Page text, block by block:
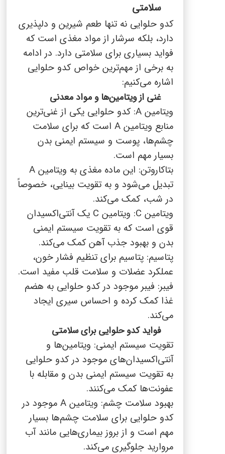
سلامتی
کدو حلوایی نه تنها طعم شیرین و دلپذیری
دارد، بلکه سرشار از مواد مغذی است که
فواید بسیاری برای سلامتی دارد. در ادامه
به برخی از مهم‌ترین خواص کدو حلوایی
اشاره می‌کنیم:
غنی از ویتامین‌ها و مواد معدنی
ویتامینA: کدو حلوایی یکی از غنی‌ترین
منابع ویتامینA است که برای سلامت
چشم‌ها، پوست و سیستم ایمنی بدن
بسیار مهم است.
بتاکاروتن: این ماده مغذی به ویتامینA
تبدیل می‌شود و به تقویت بینایی، خصوصاً
در شب، کمک می‌کند.
ویتامین C: ویتامین C یک آنتی‌اکسیدان
قوی است که به تقویت سیستم ایمنی
بدن و بهبود جذب آهن کمک می‌کند.
پتاسیم: پتاسیم برای تنظیم فشار خون،
عملکرد عضلات و سلامت قلب مفید است.
فیبر: فیبر موجود در کدو حلوایی به هضم
غذا کمک کرده و احساس سیری ایجاد
می‌کند.
فواید کدو حلوایی برای سلامتی
تقویت سیستم ایمنی: ویتامین‌ها و
آنتی‌اکسیدان‌های موجود در کدو حلوایی
به تقویت سیستم ایمنی بدن و مقابله با
عفونت‌ها کمک می‌کنند.
بهبود سلامت چشم: ویتامینA موجود در
کدو حلوایی برای سلامت چشم‌ها بسیار
مهم است و از بروز بیماری‌هایی مانند آب
مروارید جلوگیری می‌کند.